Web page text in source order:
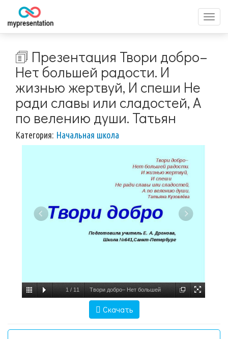
меню
🗊 Презентация Твори добро–
Нет большей радости. И
жизнью жертвуй, И спеши Не
ради славы или сладостей, А
по велению души. Татьян
Категория: Начальная школа
1 / 11 Твори добро– Нет большей
ради славы или сладостей, А по велению
Скачать